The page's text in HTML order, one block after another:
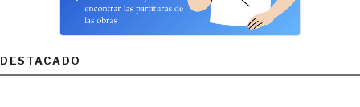
DESTACADO